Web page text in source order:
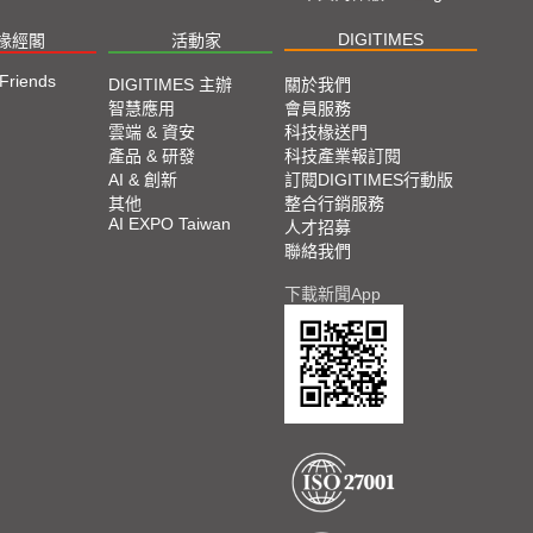
經閣 活動家 DIGITIMES
DIGITIMES 主辦
智慧應用
雲端 & 資安
產品 & 研發
AI & 創新
其他
AI EXPO Taiwan
關於我們
會員服務
科技椽送門
科技產業報訂閱
訂閱DIGITIMES行動版
整合行銷服務
人才招募
聯絡我們
下載新聞App